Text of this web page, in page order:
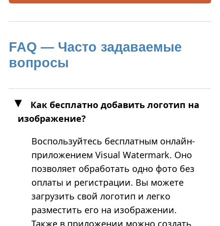
FAQ — Часто задаваемые
вопросы
Как бесплатно добавить логотип на
изображение?
Воспользуйтесь бесплатным онлайн-
приложением Visual Watermark. Оно
позволяет обработать одно фото без
оплаты и регистрации. Вы можете
загрузить свой логотип и легко
разместить его на изображении.